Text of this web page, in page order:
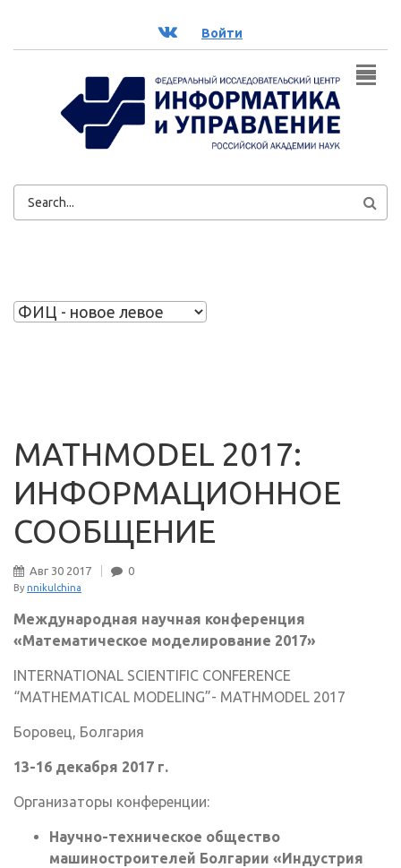
ВК Войти
ФОРМА
MATHMODEL 2017:
ИНФОРМАЦИОННОЕ
СООБЩЕНИЕ
Авг 30 2017 0
By nnikulchina
Международная научная конференция
«Математическое моделирование 2017»
INTERNATIONAL SCIENTIFIC CONFERENCE
“MATHEMATICAL MODELING”- MATHMODEL 2017
Боровец, Болгария
13-16 декабря 2017 г.
Организаторы конференции:
Научно-техническое общество
машиностроителей Болгарии «Индустрия